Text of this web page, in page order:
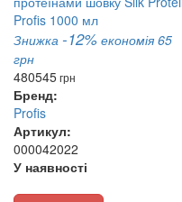
Знижка -12% економія 65
грн
480545грн
Бренд:
Profis
Артикул:
000042022
У наявності